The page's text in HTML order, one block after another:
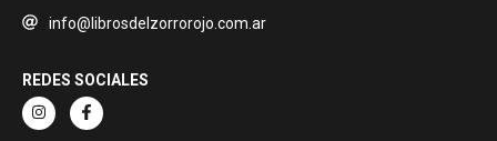
info@librosdelzorrorojo.com.ar
REDES SOCIALES